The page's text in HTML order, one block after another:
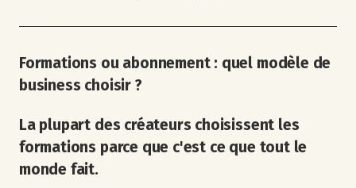
Formations ou abonnement : quel modèle de
business choisir ?
La plupart des créateurs choisissent les
formations parce que c'est ce que tout le
monde fait.